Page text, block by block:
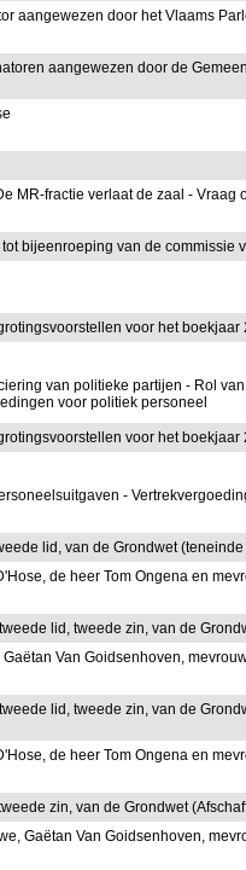
aangewezen door het Vlaams
aangewezen door de
MR-fractie verlaat de zaal - Vraag
bijeenroeping van de
voor het boekjaar
van politieke partijen - Rol
voor politiek personeel
voor het boekjaar
-
lid, van de Grondwet
de heer Tom Ongena en
lid, tweede zin, van de
Van Goidsenhoven,
lid, tweede zin, van de
de heer Tom Ongena en
zin, van de Grondwet
Gaëtan Van Goidsenhoven,